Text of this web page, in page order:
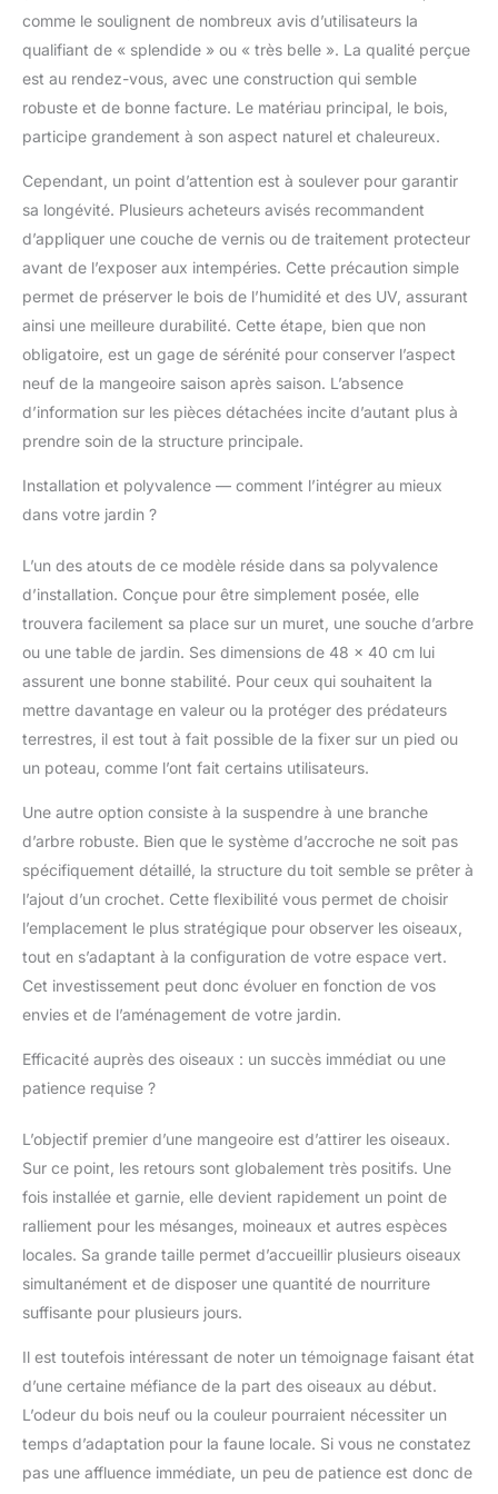
design. Décoration de
jardin en bois La
mangeoire pour
oiseaux sauvages est
adaptée pour
l'alimentation d'hiver
le jardin ou sur le
balcon
comme le soulignent de nombreux avis d’utilisateurs la
qualifiant de « splendide » ou « très belle ». La qualité perçue
est au rendez-vous, avec une construction qui semble
robuste et de bonne facture. Le matériau principal, le bois,
participe grandement à son aspect naturel et chaleureux.
Cependant, un point d’attention est à soulever pour garantir
sa longévité. Plusieurs acheteurs avisés recommandent
d’appliquer une couche de vernis ou de traitement protecteur
avant de l’exposer aux intempéries. Cette précaution simple
permet de préserver le bois de l’humidité et des UV, assurant
ainsi une meilleure durabilité. Cette étape, bien que non
obligatoire, est un gage de sérénité pour conserver l’aspect
neuf de la mangeoire saison après saison. L’absence
d’information sur les pièces détachées incite d’autant plus à
prendre soin de la structure principale.
Installation et polyvalence — comment l’intégrer au mieux
dans votre jardin ?
L’un des atouts de ce modèle réside dans sa polyvalence
d’installation. Conçue pour être simplement posée, elle
trouvera facilement sa place sur un muret, une souche d’arbre
ou une table de jardin. Ses dimensions de 48 x 40 cm lui
assurent une bonne stabilité. Pour ceux qui souhaitent la
mettre davantage en valeur ou la protéger des prédateurs
terrestres, il est tout à fait possible de la fixer sur un pied ou
un poteau, comme l’ont fait certains utilisateurs.
Une autre option consiste à la suspendre à une branche
d’arbre robuste. Bien que le système d’accroche ne soit pas
spécifiquement détaillé, la structure du toit semble se prêter à
l’ajout d’un crochet. Cette flexibilité vous permet de choisir
l’emplacement le plus stratégique pour observer les oiseaux,
tout en s’adaptant à la configuration de votre espace vert.
Cet investissement peut donc évoluer en fonction de vos
envies et de l’aménagement de votre jardin.
Efficacité auprès des oiseaux : un succès immédiat ou une
patience requise ?
L’objectif premier d’une mangeoire est d’attirer les oiseaux.
Sur ce point, les retours sont globalement très positifs. Une
fois installée et garnie, elle devient rapidement un point de
ralliement pour les mésanges, moineaux et autres espèces
locales. Sa grande taille permet d’accueillir plusieurs oiseaux
simultanément et de disposer une quantité de nourriture
suffisante pour plusieurs jours.
Il est toutefois intéressant de noter un témoignage faisant état
d’une certaine méfiance de la part des oiseaux au début.
L’odeur du bois neuf ou la couleur pourraient nécessiter un
temps d’adaptation pour la faune locale. Si vous ne constatez
pas une affluence immédiate, un peu de patience est donc de